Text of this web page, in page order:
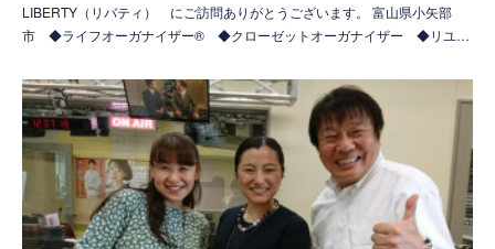
LIBERTY（リバティ） にご訪問ありがとうございます。 富山県小矢部
市 ◆ライフオーガナイザー® ◆クローゼットオーガナイザー ◆リユ…